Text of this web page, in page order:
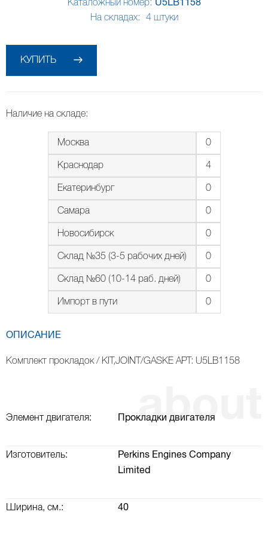
Каталожный номер: U5LB1158
На складах:
4 штуки
КУПИТЬ
Наличие на складе:
Москва
Краснодар
Екатеринбург
Самара
Новосибирск
Склад №35 (3-5 рабочих дней)
Склад №60 (10-14 раб. дней)
Импорт в пути
0
4
0
0
0
0
0
0
ОПИСАНИЕ
Комплект прокладок / KIT,JOINT/GASKE АРТ: U5LB1158
Элемент двигателя: Прокладки двигателя
Изготовитель:
Perkins Engines Company
Limited
Ширина, см.: 40